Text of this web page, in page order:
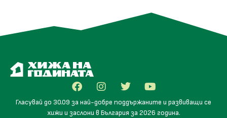
Гласувай до 30.09 за най-добре поддържаните и развиващи се
хижи и заслони в България за 2026 година.